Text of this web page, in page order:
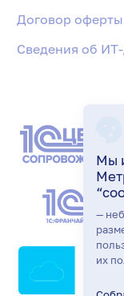
Мы
—
их
Договор оферты
Сведения об